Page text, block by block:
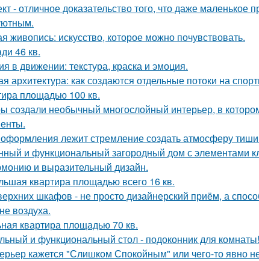
- отличное доказательство того, что даже
живопись: искусство, которое можно почувствовать.
46 кв.
в движении: текстура, краска и эмоция.
архитектура: как создаются отдельные потоки на
площадью 100 кв.
создали необычный многослойный интерьер, в
лежит стремление создать атмосферу
и функциональный загородный дом с элементами
и выразительный дизайн.
квартира площадью всего 16 кв.
шкафов - не просто дизайнерский приём, а
воздуха.
квартира площадью 70 кв.
и функциональный стол - подоконник для комнаты!
кажется "Слишком Спокойным" или чего-то явно